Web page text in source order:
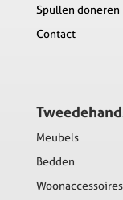
Spullen doneren
Contact
Meubels
Bedden
Woonaccessoires